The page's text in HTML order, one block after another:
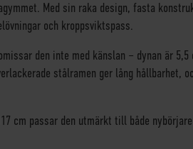
Med sin raka design, fasta
och kroppsviktspass.
den inte med känslan – dynan är
stålramen ger lång hållbarhet,
cm passar den utmärkt till både